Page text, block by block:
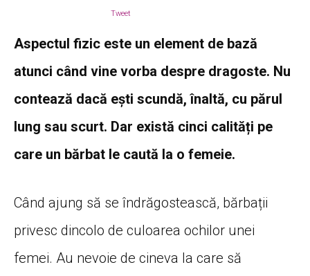
Tweet
Aspectul fizic este un element de bază
atunci când vine vorba despre dragoste. Nu
contează dacă ești scundă, înaltă, cu părul
lung sau scurt. Dar există cinci calități pe
care un bărbat le caută la o femeie.
Când ajung să se îndrăgostească, bărbații
privesc dincolo de culoarea ochilor unei
femei. Au nevoie de cineva la care să